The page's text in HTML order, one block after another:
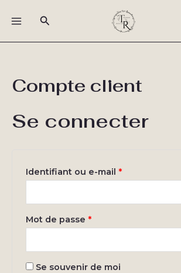
Rechercher
Compte client
Se connecter
Identifiant ou e-mail *Obligatoire
Mot de passe *Obligatoire
Se souvenir de moi